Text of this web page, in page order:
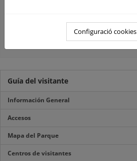
Guía del visitante
Información General
Accesos
Mapa del Parque
Centros de visitantes
Configuració cookies